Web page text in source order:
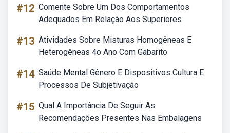
#12 Comente Sobre Um Dos Comportamentos
Adequados Em Relação Aos Superiores
#13 Atividades Sobre Misturas Homogêneas E
Heterogêneas 4o Ano Com Gabarito
#14 Saúde Mental Gênero E Dispositivos Cultura E
Processos De Subjetivação
#15 Qual A Importância De Seguir As
Recomendações Presentes Nas Embalagens